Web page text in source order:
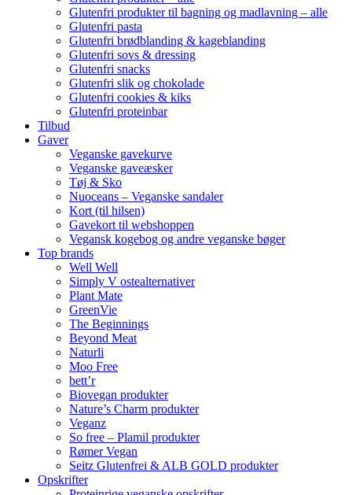
Glutenfri produkter til bagning og madlavning – alle
Glutenfri pasta
Glutenfri brødblanding & kageblanding
Glutenfri sovs & dressing
Glutenfri snacks
Glutenfri slik og chokolade
Glutenfri cookies & kiks
Glutenfri proteinbar
Tilbud
Gaver
Veganske gavekurve
Veganske gaveæsker
Tøj & Sko
Nuoceans – Veganske sandaler
Kort (til hilsen)
Gavekort til webshoppen
Vegansk kogebog og andre veganske bøger
Top brands
Well Well
Simply V ostealternativer
Plant Mate
GreenVie
The Beginnings
Beyond Meat
Naturli
Moo Free
bett’r
Biovegan produkter
Nature’s Charm produkter
Veganz
So free – Plamil produkter
Rømer Vegan
Seitz Glutenfrei & ALB GOLD produkter
Opskrifter